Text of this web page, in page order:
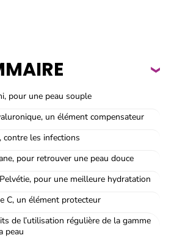
pour une peau souple
un élément compensateur
contre les infections
pour retrouver une peau douce
pour une meilleure hydratation
C, un élément protecteur
de l’utilisation régulière de la gamme
peau